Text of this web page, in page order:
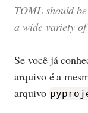
TOML should
a wide variety of
Se você já
arquivo é a
arquivo